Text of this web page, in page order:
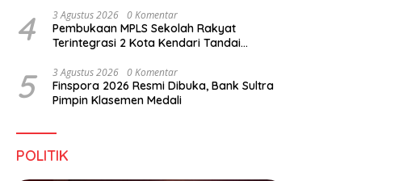
4 3 Agustus 2026 0 Komentar
Pembukaan MPLS Sekolah Rakyat
Terintegrasi 2 Kota Kendari Tandai
5 3 Agustus 2026 0 Komentar
Finspora 2026 Resmi Dibuka, Bank Sultra
Pimpin Klasemen Medali
POLITIK